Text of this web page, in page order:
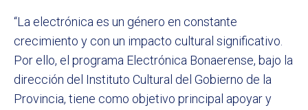
“La electrónica es un género en constante
crecimiento y con un impacto cultural significativo.
Por ello, el programa Electrónica Bonaerense, bajo la
dirección del Instituto Cultural del Gobierno de la
Provincia, tiene como objetivo principal apoyar y